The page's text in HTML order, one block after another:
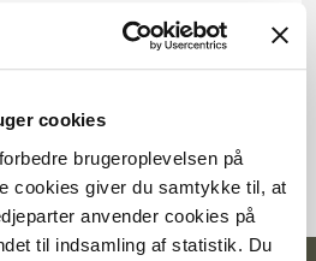
cookies
brugeroplevelsen på
cookies giver du samtykke til, at
anvender cookies på
til indsamling af statistik. Du